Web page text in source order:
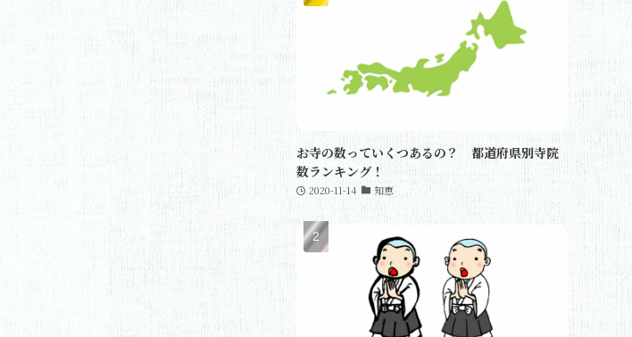
お寺の数っていくつあるの？ 都道府県別寺院
数ランキング！
2020-11-14 知恵